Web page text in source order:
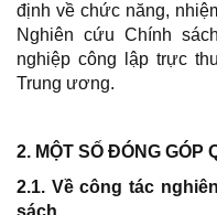
định về chức năng,
Nghiên cứu Chính
nghiệp công lập trực
Trung ương.
2. MỘT SỐ ĐÓNG GÓP
2.1. Về công tác